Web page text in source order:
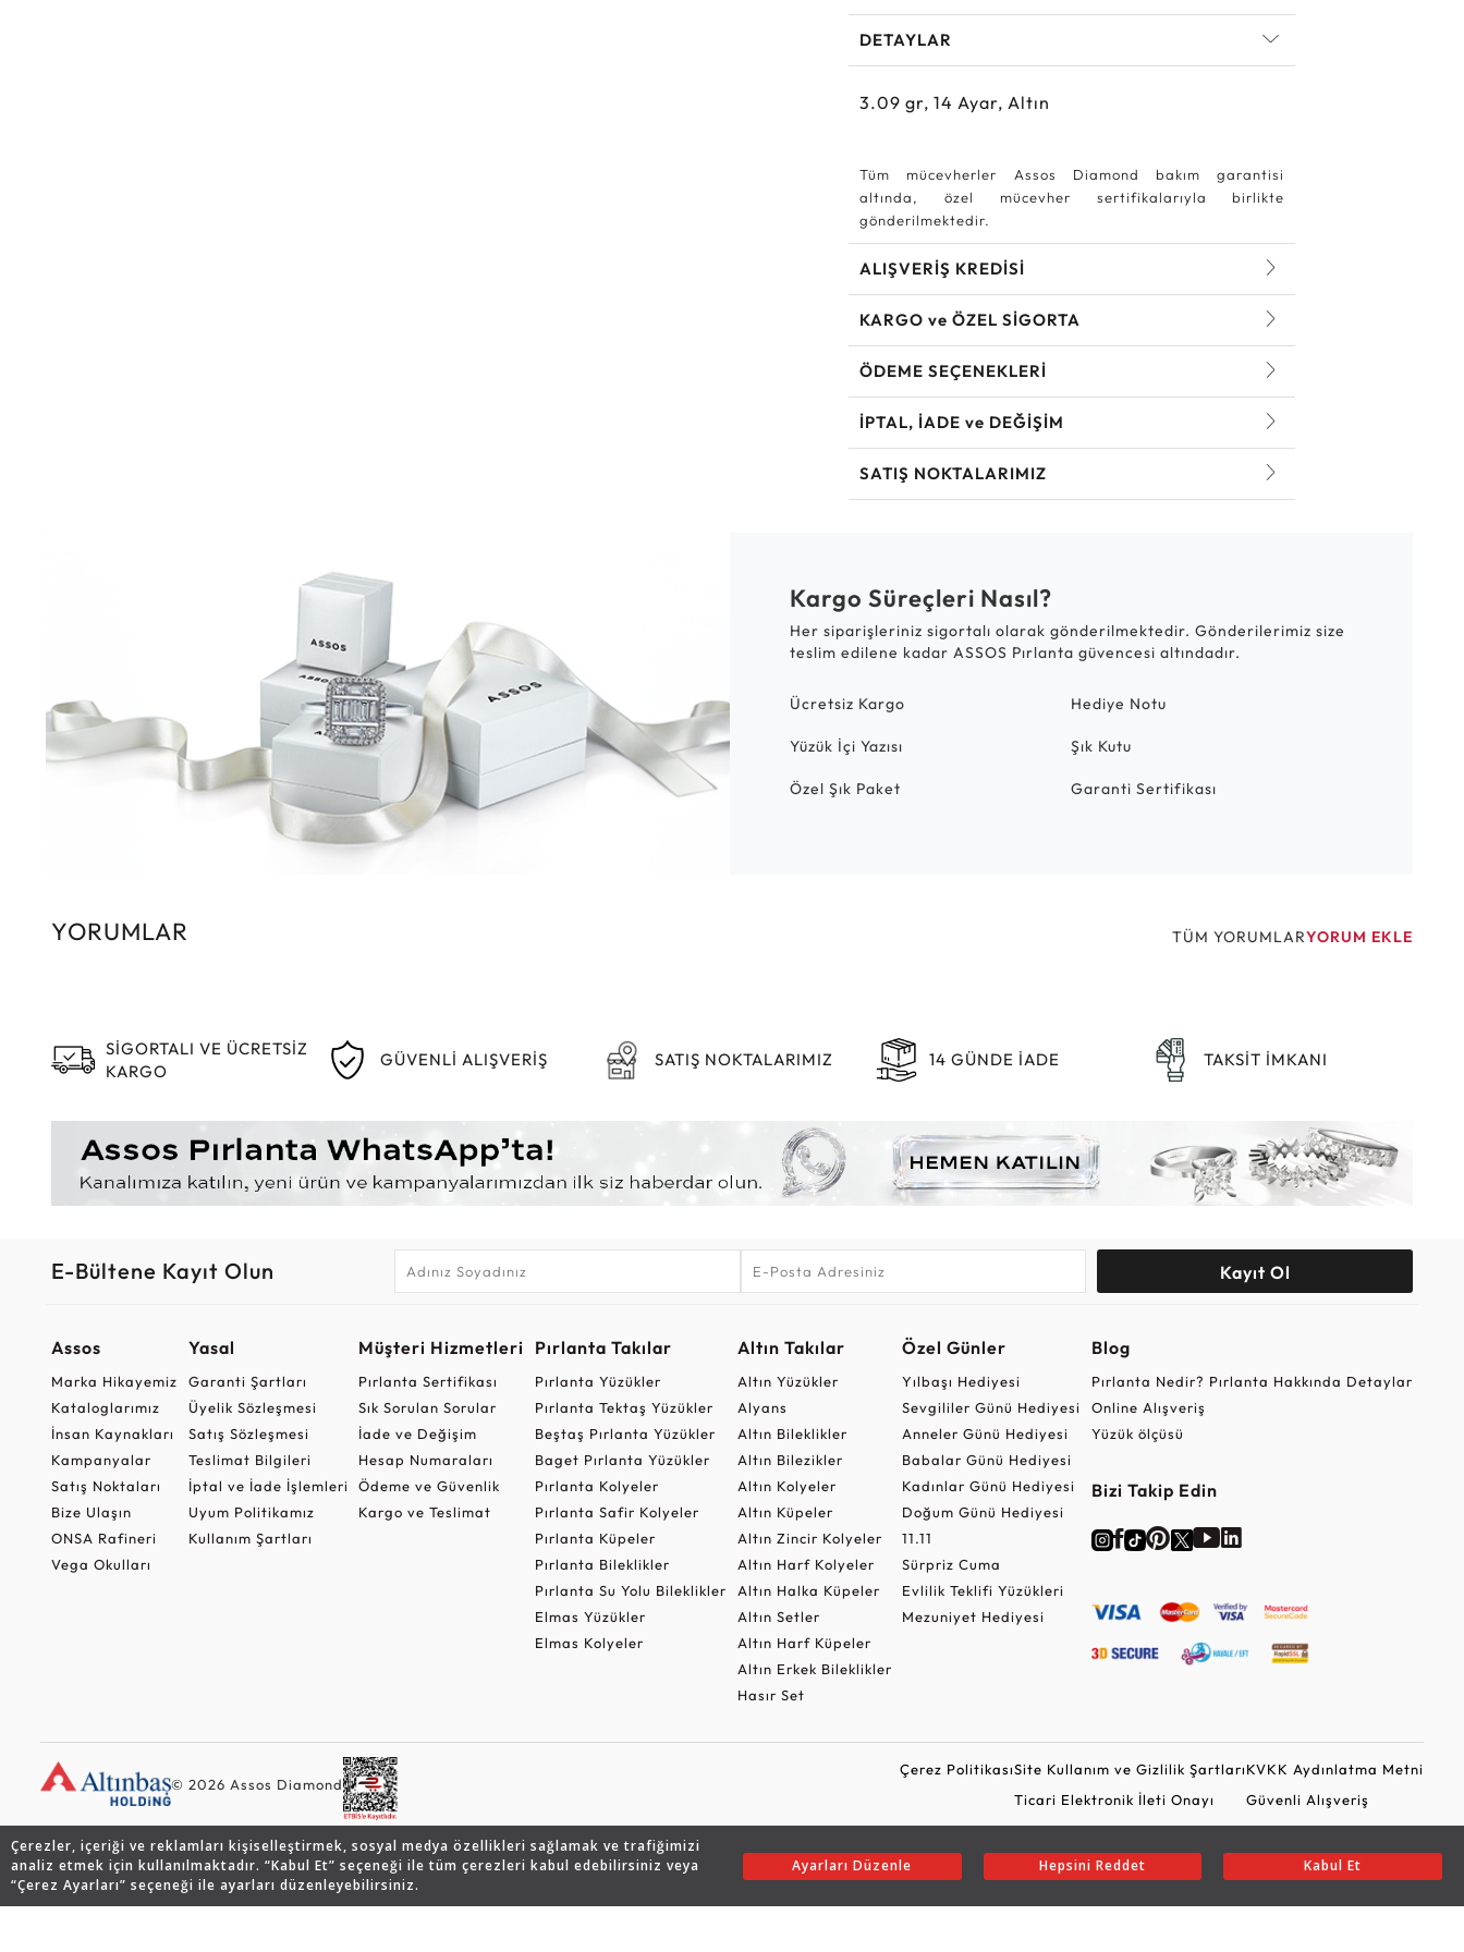
Çerezler, içeriği ve reklamları kişiselleştirmek, sosyal medya özellikleri sağlamak ve trafiğimizi
analiz etmek için kullanılmaktadır. “Kabul Et” seçeneği ile tüm çerezleri kabul edebilirsiniz veya
“Çerez Ayarları” seçeneği ile ayarları düzenleyebilirsiniz.
Ayarları Düzenle Hepsini Reddet Kabul Et
DETAYLAR
3.09gr,14Ayar, Altın
Tüm mücevherler Assos Diamond bakım garantisi
altında, özel mücevher sertifikalarıyla birlikte
gönderilmektedir.
ALIŞVERİŞ KREDİSİ
KARGO ve ÖZEL SİGORTA
ÖDEME SEÇENEKLERİ
İPTAL, İADE ve DEĞİŞİM
SATIŞ NOKTALARIMIZ
Kargo Süreçleri Nasıl?
Her siparişleriniz sigortalı olarak gönderilmektedir. Gönderilerimiz size
teslim edilene kadar ASSOS Pırlanta güvencesi altındadır.
Ücretsiz Kargo Hediye Notu
Yüzük İçi Yazısı Şık Kutu
Özel Şık Paket Garanti Sertifikası
YORUMLAR TÜM YORUMLARYORUM EKLE
SİGORTALI VE ÜCRETSİZ
KARGO
GÜVENLİ ALIŞVERİŞ SATIŞ NOKTALARIMIZ 14 GÜNDE İADE TAKSİT İMKANI
E-Bültene Kayıt Olun Kayıt Ol
Assos
Marka Hikayemiz
Kataloglarımız
İnsan Kaynakları
Kampanyalar
Satış Noktaları
Bize Ulaşın
ONSA Rafineri
Vega Okulları
Yasal
Garanti Şartları
Üyelik Sözleşmesi
Satış Sözleşmesi
Teslimat Bilgileri
İptal ve İade İşlemleri
Uyum Politikamız
Kullanım Şartları
Müşteri Hizmetleri
Pırlanta Sertifikası
Sık Sorulan Sorular
İade ve Değişim
Hesap Numaraları
Ödeme ve Güvenlik
Kargo ve Teslimat
Pırlanta Takılar
Pırlanta Yüzükler
Pırlanta Tektaş Yüzükler
Beştaş Pırlanta Yüzükler
Baget Pırlanta Yüzükler
Pırlanta Kolyeler
Pırlanta Safir Kolyeler
Pırlanta Küpeler
Pırlanta Bileklikler
Pırlanta Su Yolu Bileklikler
Elmas Yüzükler
Elmas Kolyeler
Altın Takılar
Altın Yüzükler
Alyans
Altın Bileklikler
Altın Bilezikler
Altın Kolyeler
Altın Küpeler
Altın Zincir Kolyeler
Altın Harf Kolyeler
Altın Halka Küpeler
Altın Setler
Altın Harf Küpeler
Altın Erkek Bileklikler
Hasır Set
Özel Günler
Yılbaşı Hediyesi
Sevgililer Günü Hediyesi
Anneler Günü Hediyesi
Babalar Günü Hediyesi
Kadınlar Günü Hediyesi
Doğum Günü Hediyesi
11.11
Sürpriz Cuma
Evlilik Teklifi Yüzükleri
Mezuniyet Hediyesi
Blog
Pırlanta Nedir? Pırlanta Hakkında Detaylar
Online Alışveriş
Yüzük ölçüsü
Bizi Takip Edin
© 2026 Assos Diamond
Çerez PolitikasıSite Kullanım ve Gizlilik Şartları
Ticari Elektronik İleti Onayı
KVKK Aydınlatma Metni
Güvenli Alışveriş
Copyright © 2026 Assos Pırlanta - Bu sitenin tüm hakları saklıdır.